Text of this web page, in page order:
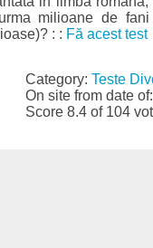
milioane de
: : Fă acest test
Category:Teste
On site from date
Score 8.4 of 104